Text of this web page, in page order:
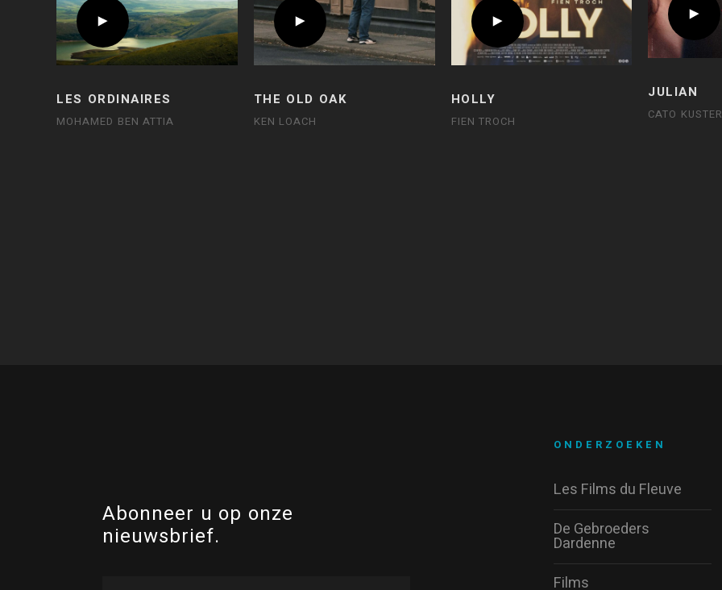
LES ORDINAIRES
MOHAMED BEN ATTIA
THE OLD OAK
KEN LOACH
HOLLY
FIEN TROCH
JULIAN
CATO
Abonneer u op onze
nieuwsbrief.
ONDERZOEKEN
Les Films du Fleuve
De Gebroeders
Dardenne
Films